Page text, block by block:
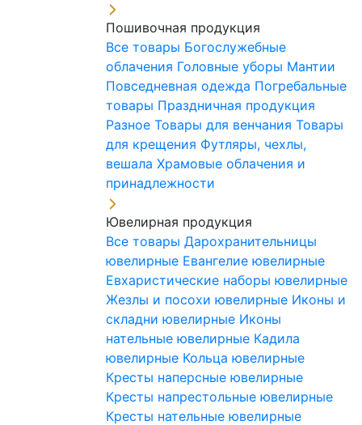
Пошивочная продукция
Все товары Богослужебные
облачения Головные уборы Мантии
Повседневная одежда Погребальные
товары Праздничная продукция
Разное Товары для венчания Товары
для крещения Футляры, чехлы,
вешала Храмовые облачения и
принадлежности
Ювелирная продукция
Все товары Дарохранительницы
ювелирные Евангелие ювелирные
Евхаристические наборы ювелирные
Жезлы и посохи ювелирные Иконы и
складни ювелирные Иконы
нательные ювелирные Кадила
ювелирные Кольца ювелирные
Кресты наперсные ювелирные
Кресты напрестольные ювелирные
Кресты нательные ювелирные